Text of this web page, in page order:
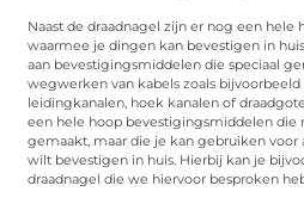
Naast de draadnagel zijn er nog een hele
waarmee je dingen kan bevestigen in
aan bevestigingsmiddelen die speciaal
wegwerken van kabels zoals
leidingkanalen, hoek kanalen of
een hele hoop bevestigingsmiddelen die
gemaakt, maar die je kan gebruiken voor
wilt bevestigen in huis. Hierbij kan je
draadnagel die we hiervoor besproken